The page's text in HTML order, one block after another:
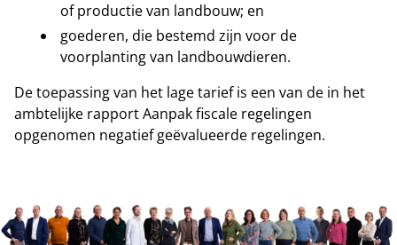
of productie van landbouw; en
goederen, die bestemd zijn voor de
voorplanting van landbouwdieren.
De toepassing van het lage tarief is een van de in het
ambtelijke rapport Aanpak fiscale regelingen
opgenomen negatief geëvalueerde regelingen.